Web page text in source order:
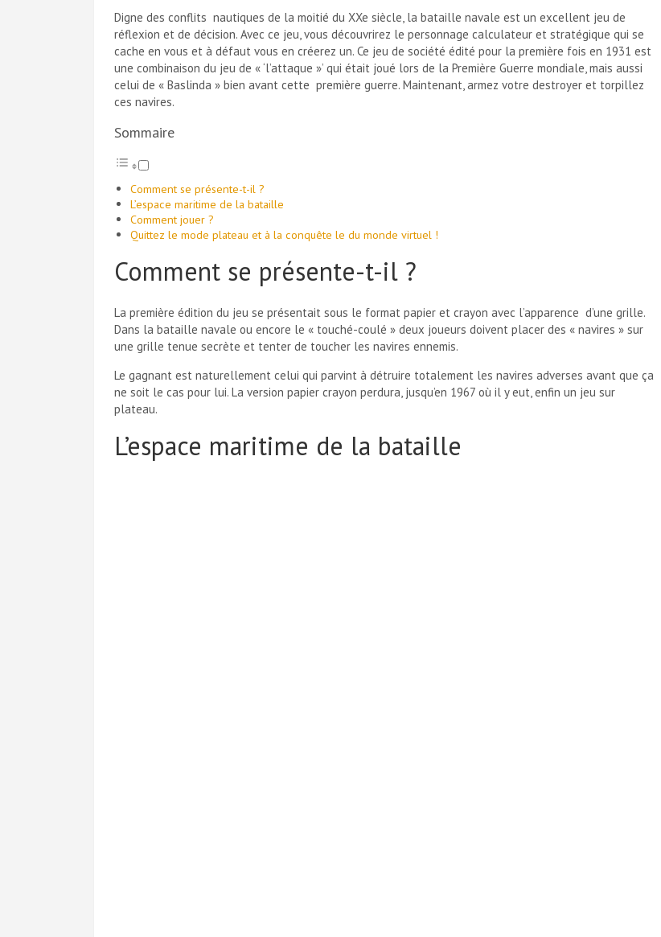
Digne des conflits nautiques de la moitié du XXe siècle, la bataille navale est un excellent jeu de
réflexion et de décision. Avec ce jeu, vous découvrirez le personnage calculateur et stratégique qui se
cache en vous et à défaut vous en créerez un. Ce jeu de société édité pour la première fois en 1931 est
une combinaison du jeu de « ‘l’attaque »’ qui était joué lors de la Première Guerre mondiale, mais aussi
celui de « Baslinda » bien avant cette première guerre. Maintenant, armez votre destroyer et torpillez
ces navires.
Sommaire
Comment se présente-t-il ?
L’espace maritime de la bataille
Comment jouer ?
Quittez le mode plateau et à la conquête le du monde virtuel !
Comment se présente-t-il ?
La première édition du jeu se présentait sous le format papier et crayon avec l’apparence d’une grille.
Dans la bataille navale ou encore le « touché-coulé » deux joueurs doivent placer des « navires » sur
une grille tenue secrète et tenter de toucher les navires ennemis.
Le gagnant est naturellement celui qui parvint à détruire totalement les navires adverses avant que ça
ne soit le cas pour lui. La version papier crayon perdura, jusqu’en 1967 où il y eut, enfin un jeu sur
plateau.
L’espace maritime de la bataille